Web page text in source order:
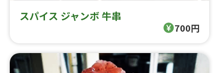
スパイス ジャンボ 牛串
700円